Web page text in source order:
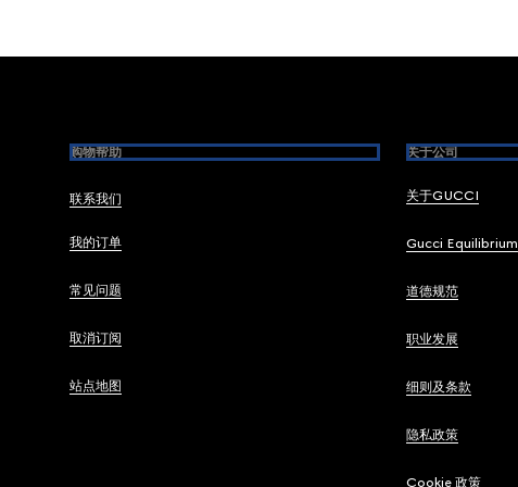
购物帮助
联系我们
我的订单
常见问题
取消订阅
站点地图
关于公司
关于GUCCI
Gucci Equilibrium
道德规范
职业发展
细则及条款
隐私政策
Cookie 政策